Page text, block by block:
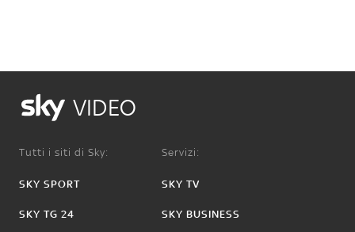
VIDEO
Tutti i siti di Sky:
SKY SPORT
SKY TG 24
Servizi:
SKY TV
SKY BUSINESS